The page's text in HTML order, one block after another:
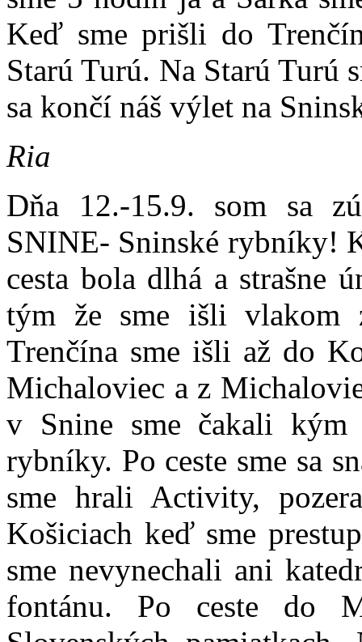
Keď sme prišli do
Starú Turú. Na Starú Turú
sa končí náš výlet na
Ria
Dňa 12.-15.9. som sa
SNINE- Sninské rybníky!
cesta bola dlhá a strašne
tým že sme išli vlakom
Trenčína sme išli až do
Michaloviec a z
v Snine sme čakali kým
rybníky. Po ceste sme sa
sme hrali Activity,
Košiciach keď sme
sme nevynechali ani
fontánu. Po ceste do